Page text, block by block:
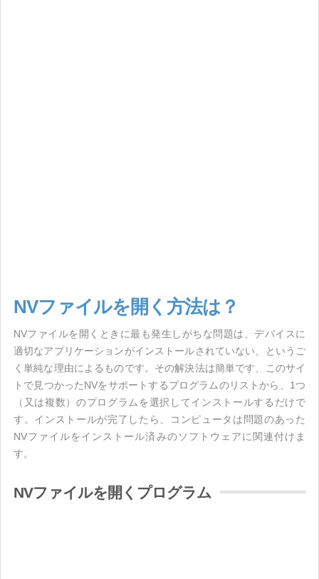
NVファイルを開く方法は？
NVファイルを開くときに最も発生しがちな問題は、デバイスに
適切なアプリケーションがインストールされていない、というご
く単純な理由によるものです。その解決法は簡単です、このサイ
トで見つかったNVをサポートするプログラムのリストから、1つ
（又は複数）のプログラムを選択してインストールするだけで
す。インストールが完了したら、コンピュータは問題のあった
NVファイルをインストール済みのソフトウェアに関連付けま
す。
NVファイルを開くプログラム